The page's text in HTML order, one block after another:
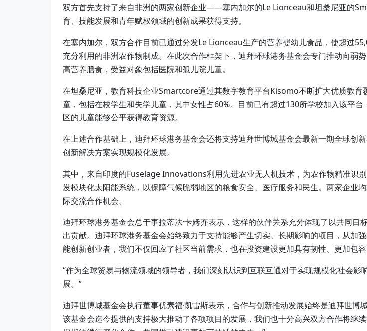
双方首先支持了来自非洲的两家创新企业——塞内加尔的Le Lionceau和坦桑尼亚的
育、技能发展和青年赋权领域的创新成果获得支持。
在塞内加尔，双方合作目前已通过分发Le Lionceau生产的营养婴幼儿食品，使超过
充分利用的非洲农作物制成。在此次合作框架下，迪拜环球港务基金会专门推动向弱
高营养膳食，受益对象包括医院和孤儿院儿童。
在坦桑尼亚，教育科技企业Smartcore通过其数字教育平台Kisomo不断扩大优质教
童，包括在校学生和失学儿童，其中女性占60%。目前已有超过130所学校加入该平
区的儿童能够公平获得教育资源。
在上述合作基础上，迪拜环球港务基金会还将支持迪拜世博城基金会最新一期全球创
创新解决方案实现规模化发展。
其中，来自印度的Fuselage Innovations利用先进农业无人机技术，为农作物精准
发模块化太阳能系统，以保障气候脆弱地区的粮食安全、医疗服务和民生。两家企业
际交流合作机会。
迪拜环球港务基金会总干事拉蒂法·卡姆齐表示，这样的伙伴关系充分体现了以共同
出贡献。迪拜环球港务基金会始终致力于支持能够产生切实、长期影响的项目，从加
能创新创业者，我们不仅回应了社区当前需求，也在投资建设更加具有韧性、更加包
“作为全球贸易与物流领域的领导者，我们深刻认识到互联互通对于实现规模化社会
展。”
迪拜世博城基金会执行董事优素福·凯雷斯表示，合作与创新推动发展始终是迪拜世博
该基金会迄今提供的支持极大推动了各项项目的发展，我们也十分高兴双方合作将继